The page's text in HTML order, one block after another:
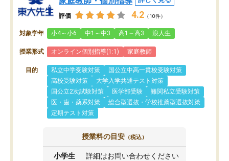
評価 4.2 （10件）
対象学年 小4～小6 中1～中3 高1～高3 浪人生
授業形式 オンライン個別指導(1:1) 家庭教師
目的 私立中学受験対策
国公立中高一貫校受験対策
高校受験対策
大学入学共通テスト対策
国公立2次試験対策
医学部受験
難関私立受験対策
医・歯・薬系対策
総合型選抜・学校推薦型選抜対策
定期テスト対策
授業料の目安 （税込）
小学生 詳細はお問い合わせください